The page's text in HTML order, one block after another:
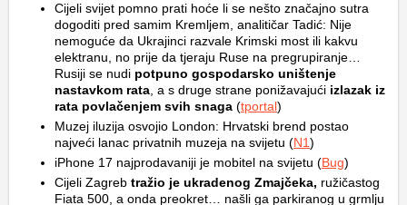
Cijeli svijet pomno prati hoće li se nešto značajno sutra
dogoditi pred samim Kremljem, analitičar Tadić: Nije
nemoguće da Ukrajinci razvale Krimski most ili kakvu
elektranu, no prije da tjeraju Ruse na pregrupiranje…
Rusiji se nudi potpuno gospodarsko uništenje
nastavkom rata , a s druge strane ponižavajući izlazak iz
rata povlačenjem svih snaga (tportal)
Muzej iluzija osvojio London: Hrvatski brend postao
najveći lanac privatnih muzeja na svijetu (N1)
iPhone 17 najprodavaniji je mobitel na svijetu (Bug)
Cijeli Zagreb tražio je ukradenog Zmajčeka, ružičastog
Fiata 500, a onda preokret… našli ga parkiranog u grmlju